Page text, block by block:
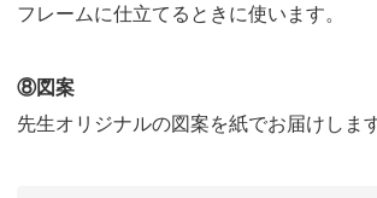
フレームに仕立てるときに使います。
⑧図案
先生オリジナルの図案を紙でお届けします